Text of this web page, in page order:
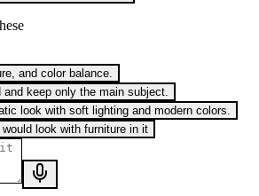
and color balance.
keep only the main subject.
look with soft lighting and modern colors.
look with furniture in it